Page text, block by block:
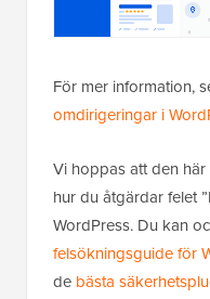
För mer information,
omdirigeringar i
Vi hoppas att den
hur du åtgärdar felet
WordPress. Du kan
felsökningsguide för
de bästa